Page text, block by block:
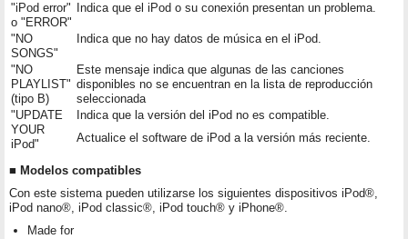
"iPod error"
o "ERROR"
Indica que el iPod o su conexión presentan un problema.
"NO
SONGS"
Indica que no hay datos de música en el iPod.
"NO
PLAYLIST"
(tipo B)
Este mensaje indica que algunas de las canciones
disponibles no se encuentran en la lista de reproducción
seleccionada
"UPDATE
YOUR
iPod"
Indica que la versión del iPod no es compatible.
Actualice el software de iPod a la versión más reciente.
■ Modelos compatibles
Con este sistema pueden utilizarse los siguientes dispositivos iPod®,
iPod nano®, iPod classic®, iPod touch® y iPhone®.
Made for